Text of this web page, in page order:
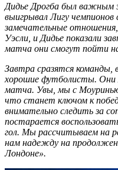
Дидье Дрогба был важным
выигрывал Лигу
замечательные
Уэсли, и Дидье показали
матча они смогут пойти
Завтра сразятся команды,
хорошие футболисты. Они
матча. Увы, мы с
что станет ключом к
внимательно следить за
постарается
гол. Мы рассчитываем на
нам надежду на
Лондоне».